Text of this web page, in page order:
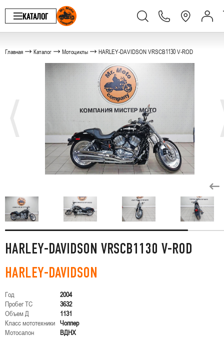
КАТАЛОГ
Главная Каталог Мотоциклы HARLEY-DAVIDSON VRSCB1130 V-ROD
HARLEY-DAVIDSON VRSCB1130 V-ROD
HARLEY-DAVIDSON
Год
2004
Пробег ТС
3632
Объем Д
1131
Класс мототехники Чоппер
Мотосалон
ВДНХ